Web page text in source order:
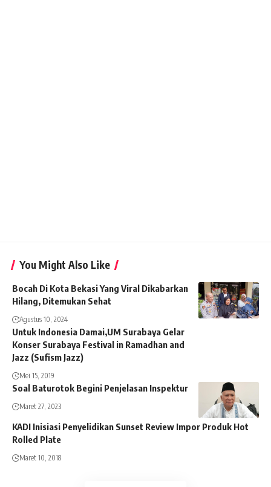
You Might Also Like
Bocah Di Kota Bekasi Yang Viral Dikabarkan
Hilang, Ditemukan Sehat
Agustus 10, 2024
Untuk Indonesia Damai,UM Surabaya Gelar
Konser Surabaya Festival in Ramadhan and
Jazz (Sufism Jazz)
Mei 15, 2019
Soal Baturotok Begini Penjelasan Inspektur
Maret 27, 2023
KADI Inisiasi Penyelidikan Sunset Review Impor Produk Hot
Rolled Plate
Maret 10, 2018